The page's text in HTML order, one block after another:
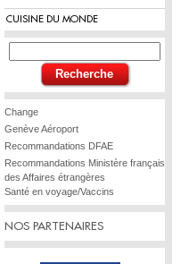
CUISINE DU MONDE
Change
Genève Aéroport
Recommandations DFAE
Recommandations Ministère français
des Affaires étrangères
Santé en voyage/Vaccins
NOS PARTENAIRES